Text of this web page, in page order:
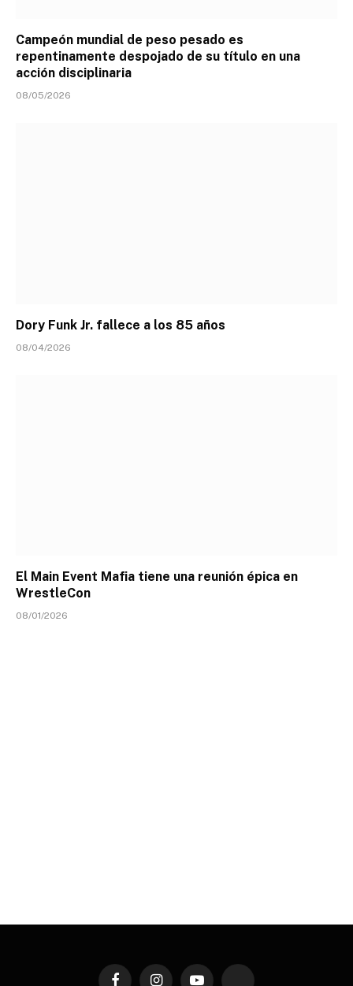
Campeón mundial de peso pesado es
repentinamente despojado de su título en una
acción disciplinaria
08/05/2026
Dory Funk Jr. fallece a los 85 años
08/04/2026
El Main Event Mafia tiene una reunión épica en
WrestleCon
08/01/2026